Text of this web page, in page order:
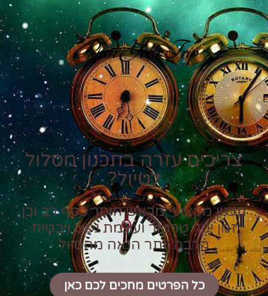
Plan Your Trip
צריכים עזרה בתכנון מסלול
לטיול?
תכנון מקצועי מראש חוסך כסף רב וכן
זמן יקר טרטור ועוגמת נפש ויבטיח
הרבה יותר הנאה מהטיול
כל הפרטים מחכים לכם כאן